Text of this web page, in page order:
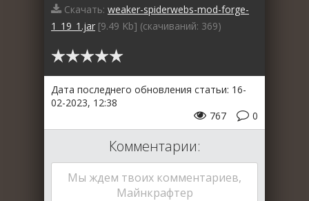
Скачать: weaker-spiderwebs-mod-forge-
1_19_1.jar [9.49 Kb] (cкачиваний: 369)
Дата последнего обновления статьи: 16-
02-2023, 12:38
0
767
Комментарии:
Мы ждем твоих комментариев,
Майнкрафтер